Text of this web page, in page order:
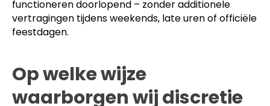
functioneren doorlopend – zonder additionele
vertragingen tijdens weekends, late uren of officiële
feestdagen.
Op welke wijze
waarborgen wij discretie